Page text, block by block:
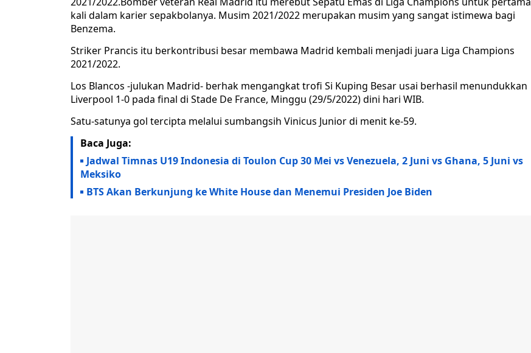
kali dalam karier sepakbolanya. Musim 2021/2022 merupakan musim yang sangat istimewa bagi
Benzema.
Striker Prancis itu berkontribusi besar membawa Madrid kembali menjadi juara Liga Champions
2021/2022.
Los Blancos -julukan Madrid- berhak mengangkat trofi Si Kuping Besar usai berhasil menundukkan
Liverpool 1-0 pada final di Stade De France, Minggu (29/5/2022) dini hari WIB.
Satu-satunya gol tercipta melalui sumbangsih Vinicus Junior di menit ke-59.
Baca Juga:
Jadwal Timnas U19 Indonesia di Toulon Cup 30 Mei vs Venezuela, 2 Juni vs Ghana, 5 Juni vs
Meksiko
BTS Akan Berkunjung ke White House dan Menemui Presiden Joe Biden